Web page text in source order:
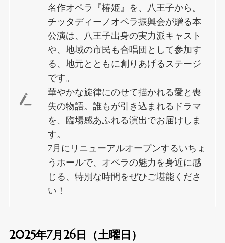
名作オペラ『椿姫』を、八王子から。
チッタディーノオペラ振興会が贈る本
公演は、八王子出身の実力派キャスト
や、地域の市民も合唱団として参加す
る、地元とともに創りあげるステージ
です。
華やかな旋律にのせて描かれる愛と喪
失の物語。誰もが引き込まれるドラマ
を、臨場感あふれる演出でお届けしま
す。
7月にリニューアルオープンするいちょ
うホールで、オペラの魅力を身近に感
じる、特別な時間をぜひご堪能くださ
い！
2025年7月26日（土曜日）